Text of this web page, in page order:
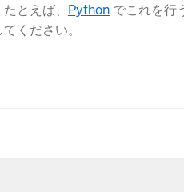
とえば、 Python でこれを行
ください。